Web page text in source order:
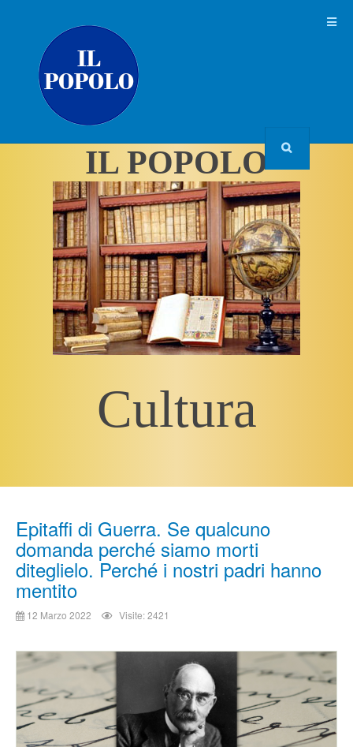
IL POPOLO
Cultura
Epitaffi di Guerra. Se qualcuno
domanda perché siamo morti
diteglielo. Perché i nostri padri hanno
mentito
12 Marzo 2022 Visite: 2421